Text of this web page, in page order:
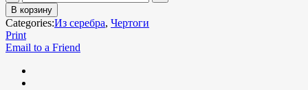
В корзину
Categories:Из серебра, Чертоги
Print
Email to a Friend